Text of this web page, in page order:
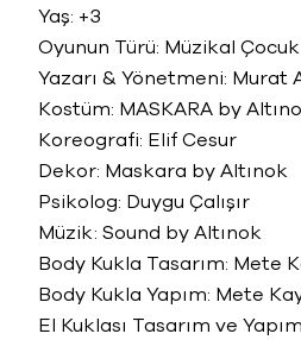
Yaş: +3
Oyunun Türü: Müzikal
Yazarı & Yönetmeni: Murat
Kostüm: MASKARA by
Koreografi: Elif Cesur
Dekor: Maskara by Altınok
Psikolog: Duygu Çalışır
Müzik: Sound by Altınok
Body Kukla Tasarım: Mete
Body Kukla Yapım: Mete
El Kuklası Tasarım ve